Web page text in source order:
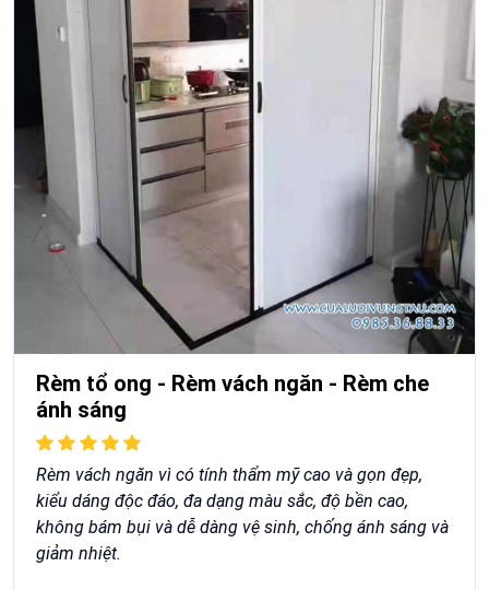
Rèm tổ ong - Rèm vách ngăn - Rèm che
ánh sáng
Rèm vách ngăn vì có tính thẩm mỹ cao và gọn đẹp,
kiểu dáng độc đáo, đa dạng màu sắc, độ bền cao,
không bám bụi và dễ dàng vệ sinh, chống ánh sáng và
giảm nhiệt.